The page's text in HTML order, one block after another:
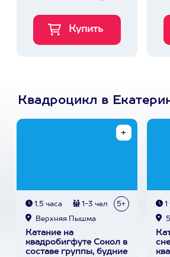
Квадроцикл в
1,5 часа 1-3 чел 5+
Верхняя Пышма
Катание на
квадробигфуте Сокол в
составе группы, будние
1